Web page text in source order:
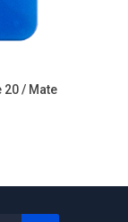
20 / Mate